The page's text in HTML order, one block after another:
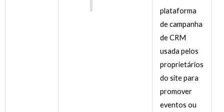
plataforma
de campanha
de CRM
usada pelos
proprietários
do site para
promover
eventos ou